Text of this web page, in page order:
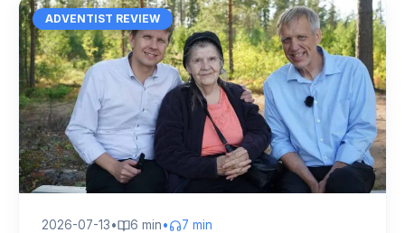
ADVENTIST REVIEW
2026-07-13• 6 min• 7 min